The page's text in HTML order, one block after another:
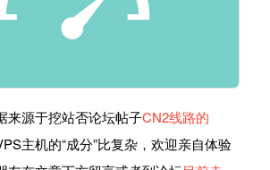
来源于挖站否论坛帖子CN2线路的
主机的“成分”比复杂，欢迎亲自体验